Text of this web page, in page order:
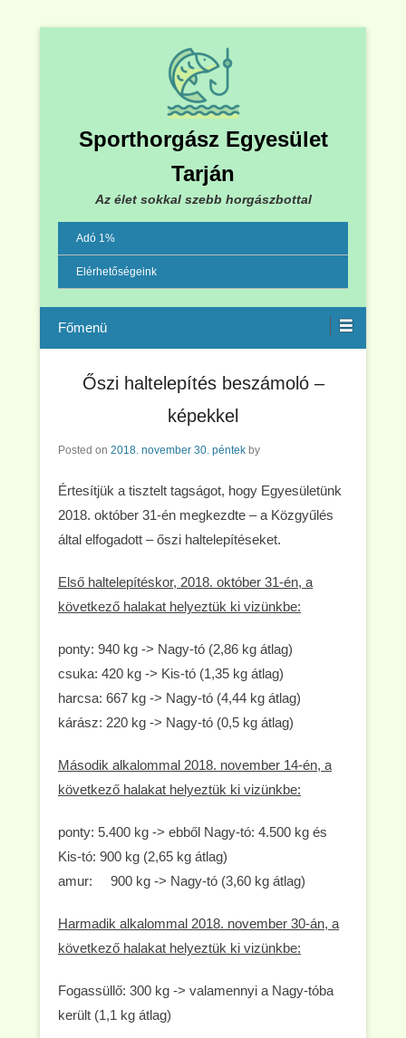
Sporthorgász Egyesület
Tarján
Az élet sokkal szebb horgászbottal
Adó 1%
Elérhetőségeink
Menu
Őszi haltelepítés beszámoló –
képekkel
Posted on 2018. november 30. péntek by
Értesítjük a tisztelt tagságot, hogy Egyesületünk
2018. október 31-én megkezdte – a Közgyűlés
által elfogadott – őszi haltelepítéseket.
Első haltelepítéskor, 2018. október 31-én, a
következő halakat helyeztük ki vizünkbe:
ponty: 940 kg -> Nagy-tó (2,86 kg átlag)
csuka: 420 kg -> Kis-tó (1,35 kg átlag)
harcsa: 667 kg -> Nagy-tó (4,44 kg átlag)
kárász: 220 kg -> Nagy-tó (0,5 kg átlag)
Második alkalommal 2018. november 14-én, a
következő halakat helyeztük ki vizünkbe:
ponty: 5.400 kg -> ebből Nagy-tó: 4.500 kg és
Kis-tó: 900 kg (2,65 kg átlag)
amur: 900 kg -> Nagy-tó (3,60 kg átlag)
Harmadik alkalommal 2018. november 30-án, a
következő halakat helyeztük ki vizünkbe:
Fogassüllő: 300 kg -> valamennyi a Nagy-tóba
került (1,1 kg átlag)